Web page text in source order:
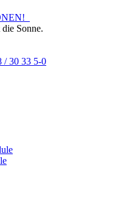
Sonne.
/ 30 33 5-0